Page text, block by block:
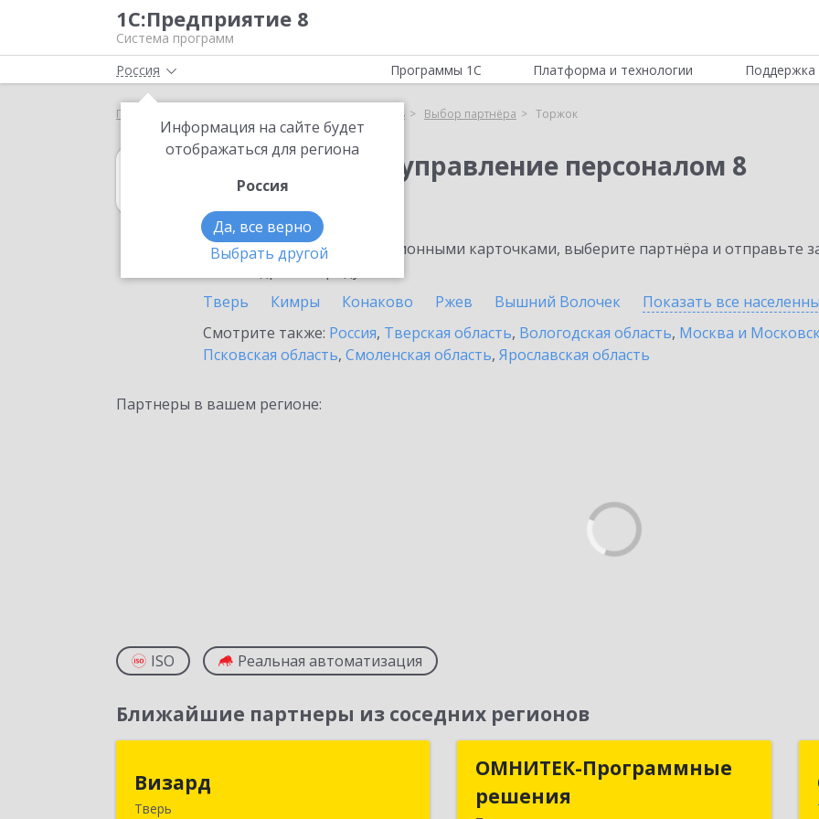
1С:Предприятие 8
Система программ
Россия
Информация на сайте будет
отображаться для региона
Россия
Да, все верно
Выбрать другой
Программы 1С Платформа и технологии Поддержка
Главная 1С:Зарплата и управление персоналом 8 Выбор партнёра Торжок
1С:Зарплата и управление персоналом 8
в Торжке
Ознакомьтесь с информационными карточками, выберите партнёра и отправьте
Тверь
Кимры Конаково Ржев Вышний Волочек Показать все
Смотрите также: Россия, Тверская область, Вологодская область, Москва и
Псковская область, Смоленская область, Ярославская область
Партнеры в вашем регионе:
ISO Реальная автоматизация
Ближайшие партнеры из соседних регионов
Визард
Тверь
ОМНИТЕК-Программные
решения
ОМНИТЕК-Программные